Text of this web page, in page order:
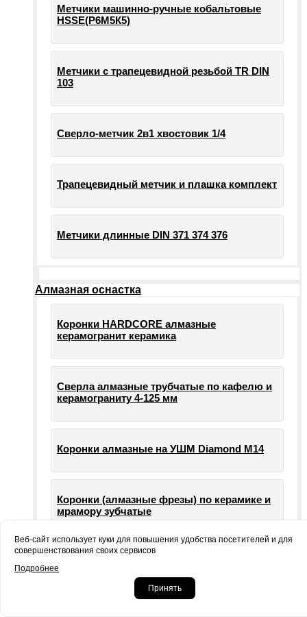
Метчики машинно-ручные кобальтовые
HSSE(Р6М5К5)
Метчики с трапецевидной резьбой TR DIN
103
Сверло-метчик 2в1 хвостовик 1/4
Трапецевидный метчик и плашка комплект
Метчики длинные DIN 371 374 376
Алмазная оснастка
Коронки HARDCORE алмазные
керамогранит керамика
Сверла алмазные трубчатые по кафелю и
керамограниту 4-125 мм
Коронки алмазные на УШМ Diamond М14
Коронки (алмазные фрезы) по керамике и
мрамору зубчатые
машин УШМ болгарки
Веб-сайт использует куки для повышения удобства посетителей и для
совершенствования своих сервисов
Подробнее
Принять